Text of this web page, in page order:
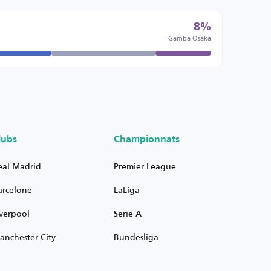
8%
Gamba Osaka
Madrid
City
Championnats
Premier League
LaLiga
Serie A
Bundesliga